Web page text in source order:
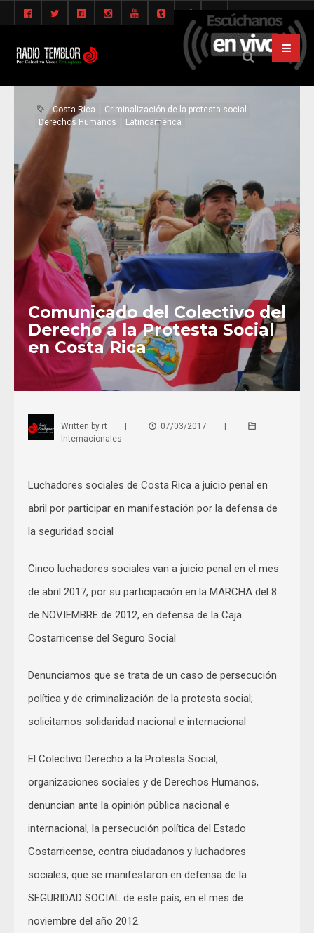
Costa Rica
Criminalización de la protesta social
Derechos Humanos
Latinoamérica
Comunicado del Colectivo del
Derecho a la Protesta Social
en Costa Rica
Written by rt 07/03/2017
Internacionales
Luchadores sociales de Costa Rica a juicio penal en
abril por participar en manifestación por la defensa de
la seguridad social
Cinco luchadores sociales van a juicio penal en el mes
de abril 2017, por su participación en la MARCHA del 8
de NOVIEMBRE de 2012, en defensa de la Caja
Costarricense del Seguro Social
Denunciamos que se trata de un caso de persecución
política y de criminalización de la protesta social;
solicitamos solidaridad nacional e internacional
El Colectivo Derecho a la Protesta Social,
organizaciones sociales y de Derechos Humanos,
denuncian ante la opinión pública nacional e
internacional, la persecución política del Estado
Costarricense, contra ciudadanos y luchadores
sociales, que se manifestaron en defensa de la
SEGURIDAD SOCIAL de este país, en el mes de
noviembre del año 2012.